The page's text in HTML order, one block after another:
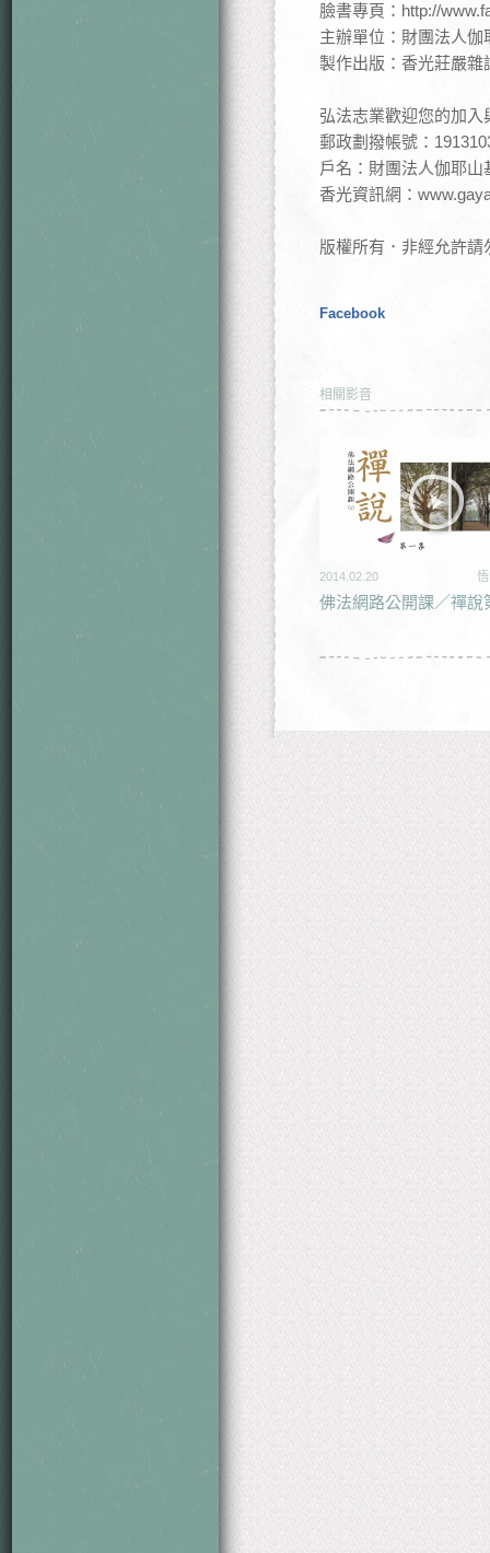
臉書專頁：http://
主辦單位：財團法人伽
製作出版：香光莊嚴雜
弘法志業歡迎您的加入
郵政劃撥帳號：
戶名：財團法人伽耶山
香光資訊網：
版權所有．非經允許請
Facebook
相關影音
2014.02.20
佛法網路公開課／禪說